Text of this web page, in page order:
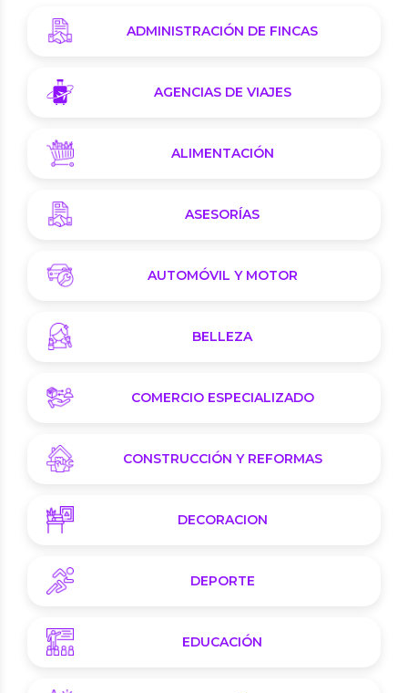
ADMINISTRACIÓN DE FINCAS
AGENCIAS DE VIAJES
ALIMENTACIÓN
ASESORÍAS
AUTOMÓVIL Y MOTOR
BELLEZA
COMERCIO ESPECIALIZADO
CONSTRUCCIÓN Y REFORMAS
DECORACION
DEPORTE
EDUCACIÓN